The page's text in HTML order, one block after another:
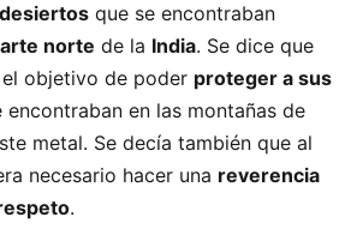
desiertos que se encontraban
norte de la India. Se dice que
objetivo de poder proteger a sus
encontraban en las montañas de
metal. Se decía también que al
necesario hacer una reverencia
.